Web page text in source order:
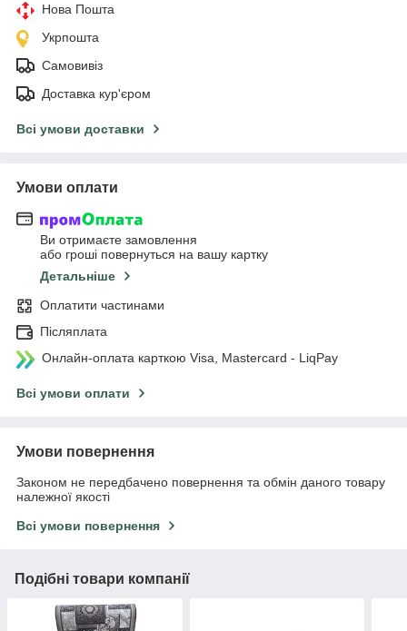
Нова Пошта
Укрпошта
Самовивіз
Доставка кур'єром
Всі умови доставки
Умови оплати
Ви отримаєте замовлення
або гроші повернуться на вашу картку
Детальніше
Оплатити частинами
Післяплата
Онлайн-оплата карткою Visa, Mastercard - LiqPay
Всі умови оплати
Умови повернення
Законом не передбачено повернення та обмін даного товару
належної якості
Всі умови повернення
Подібні товари компанії